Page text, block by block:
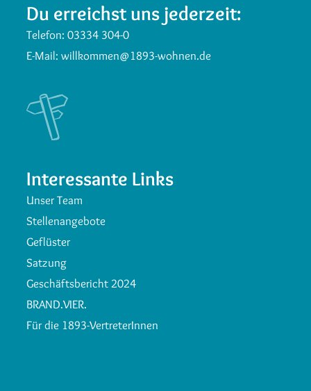
Du erreichst uns jederzeit:
Telefon:03334 304-0
E-Mail:willkommen@1893-wohnen.de
Interessante Links
Unser Team
Stellenangebote
Geflüster
Satzung
Geschäftsbericht 2024
BRAND.VIER.
Für die 1893-VertreterInnen